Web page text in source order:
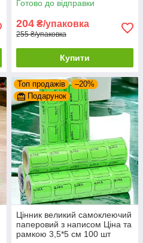
Готово до відправки
204 ₴/упаковка
255 ₴/упаковка
Купити
Топ продажів
–20%
Подарунок
Цінник великий самоклеючий
паперовий з написом Цiна та
рамкою 3,5*5 см 100 шт